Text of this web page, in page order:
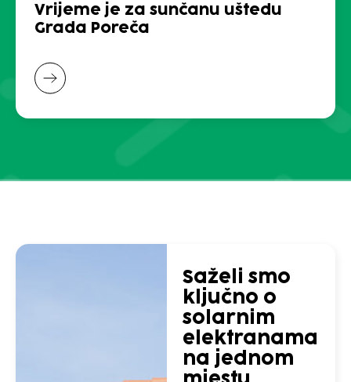
Vrijeme je za sunčanu uštedu
Grada Poreča
Saželi smo
ključno o
solarnim
elektranama
na jednom